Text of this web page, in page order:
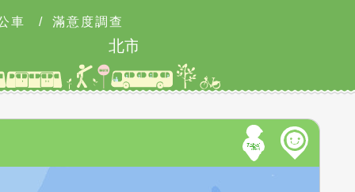
車 / 滿意度調查
北市2026城鎮韌性防空演習訂於8月